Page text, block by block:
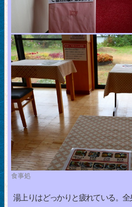
食事処
湯上りはどっかりと疲れている。